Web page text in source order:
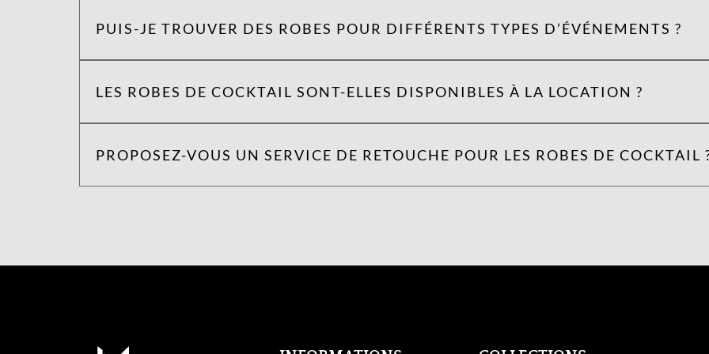
PUIS-JE TROUVER DES ROBES POUR DIFFÉRENTS TYPES D’ÉVÉNEMENTS ?
LES ROBES DE COCKTAIL SONT-ELLES DISPONIBLES À LA LOCATION ?
PROPOSEZ-VOUS UN SERVICE DE RETOUCHE POUR LES ROBES DE COCKTAIL